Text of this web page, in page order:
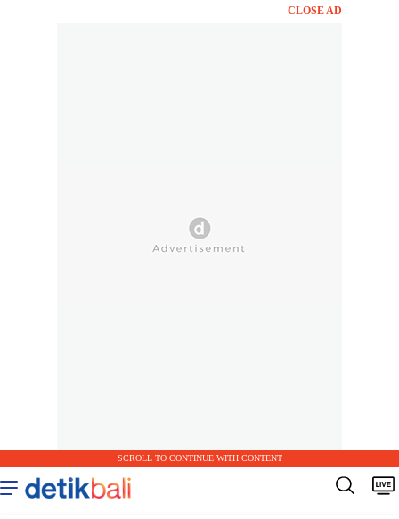
CLOSE AD
SCROLL TO CONTINUE WITH CONTENT